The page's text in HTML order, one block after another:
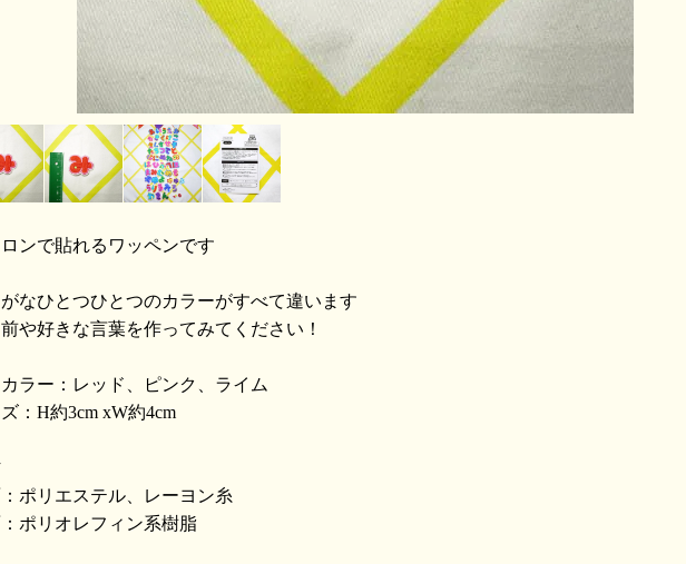
ンで貼れるワッペンです
なひとつひとつのカラーがすべて違います
や好きな言葉を作ってみてください！
ラー：レッド、ピンク、ライム
：H約3cm xW約4cm
ポリエステル、レーヨン糸
ポリオレフィン系樹脂